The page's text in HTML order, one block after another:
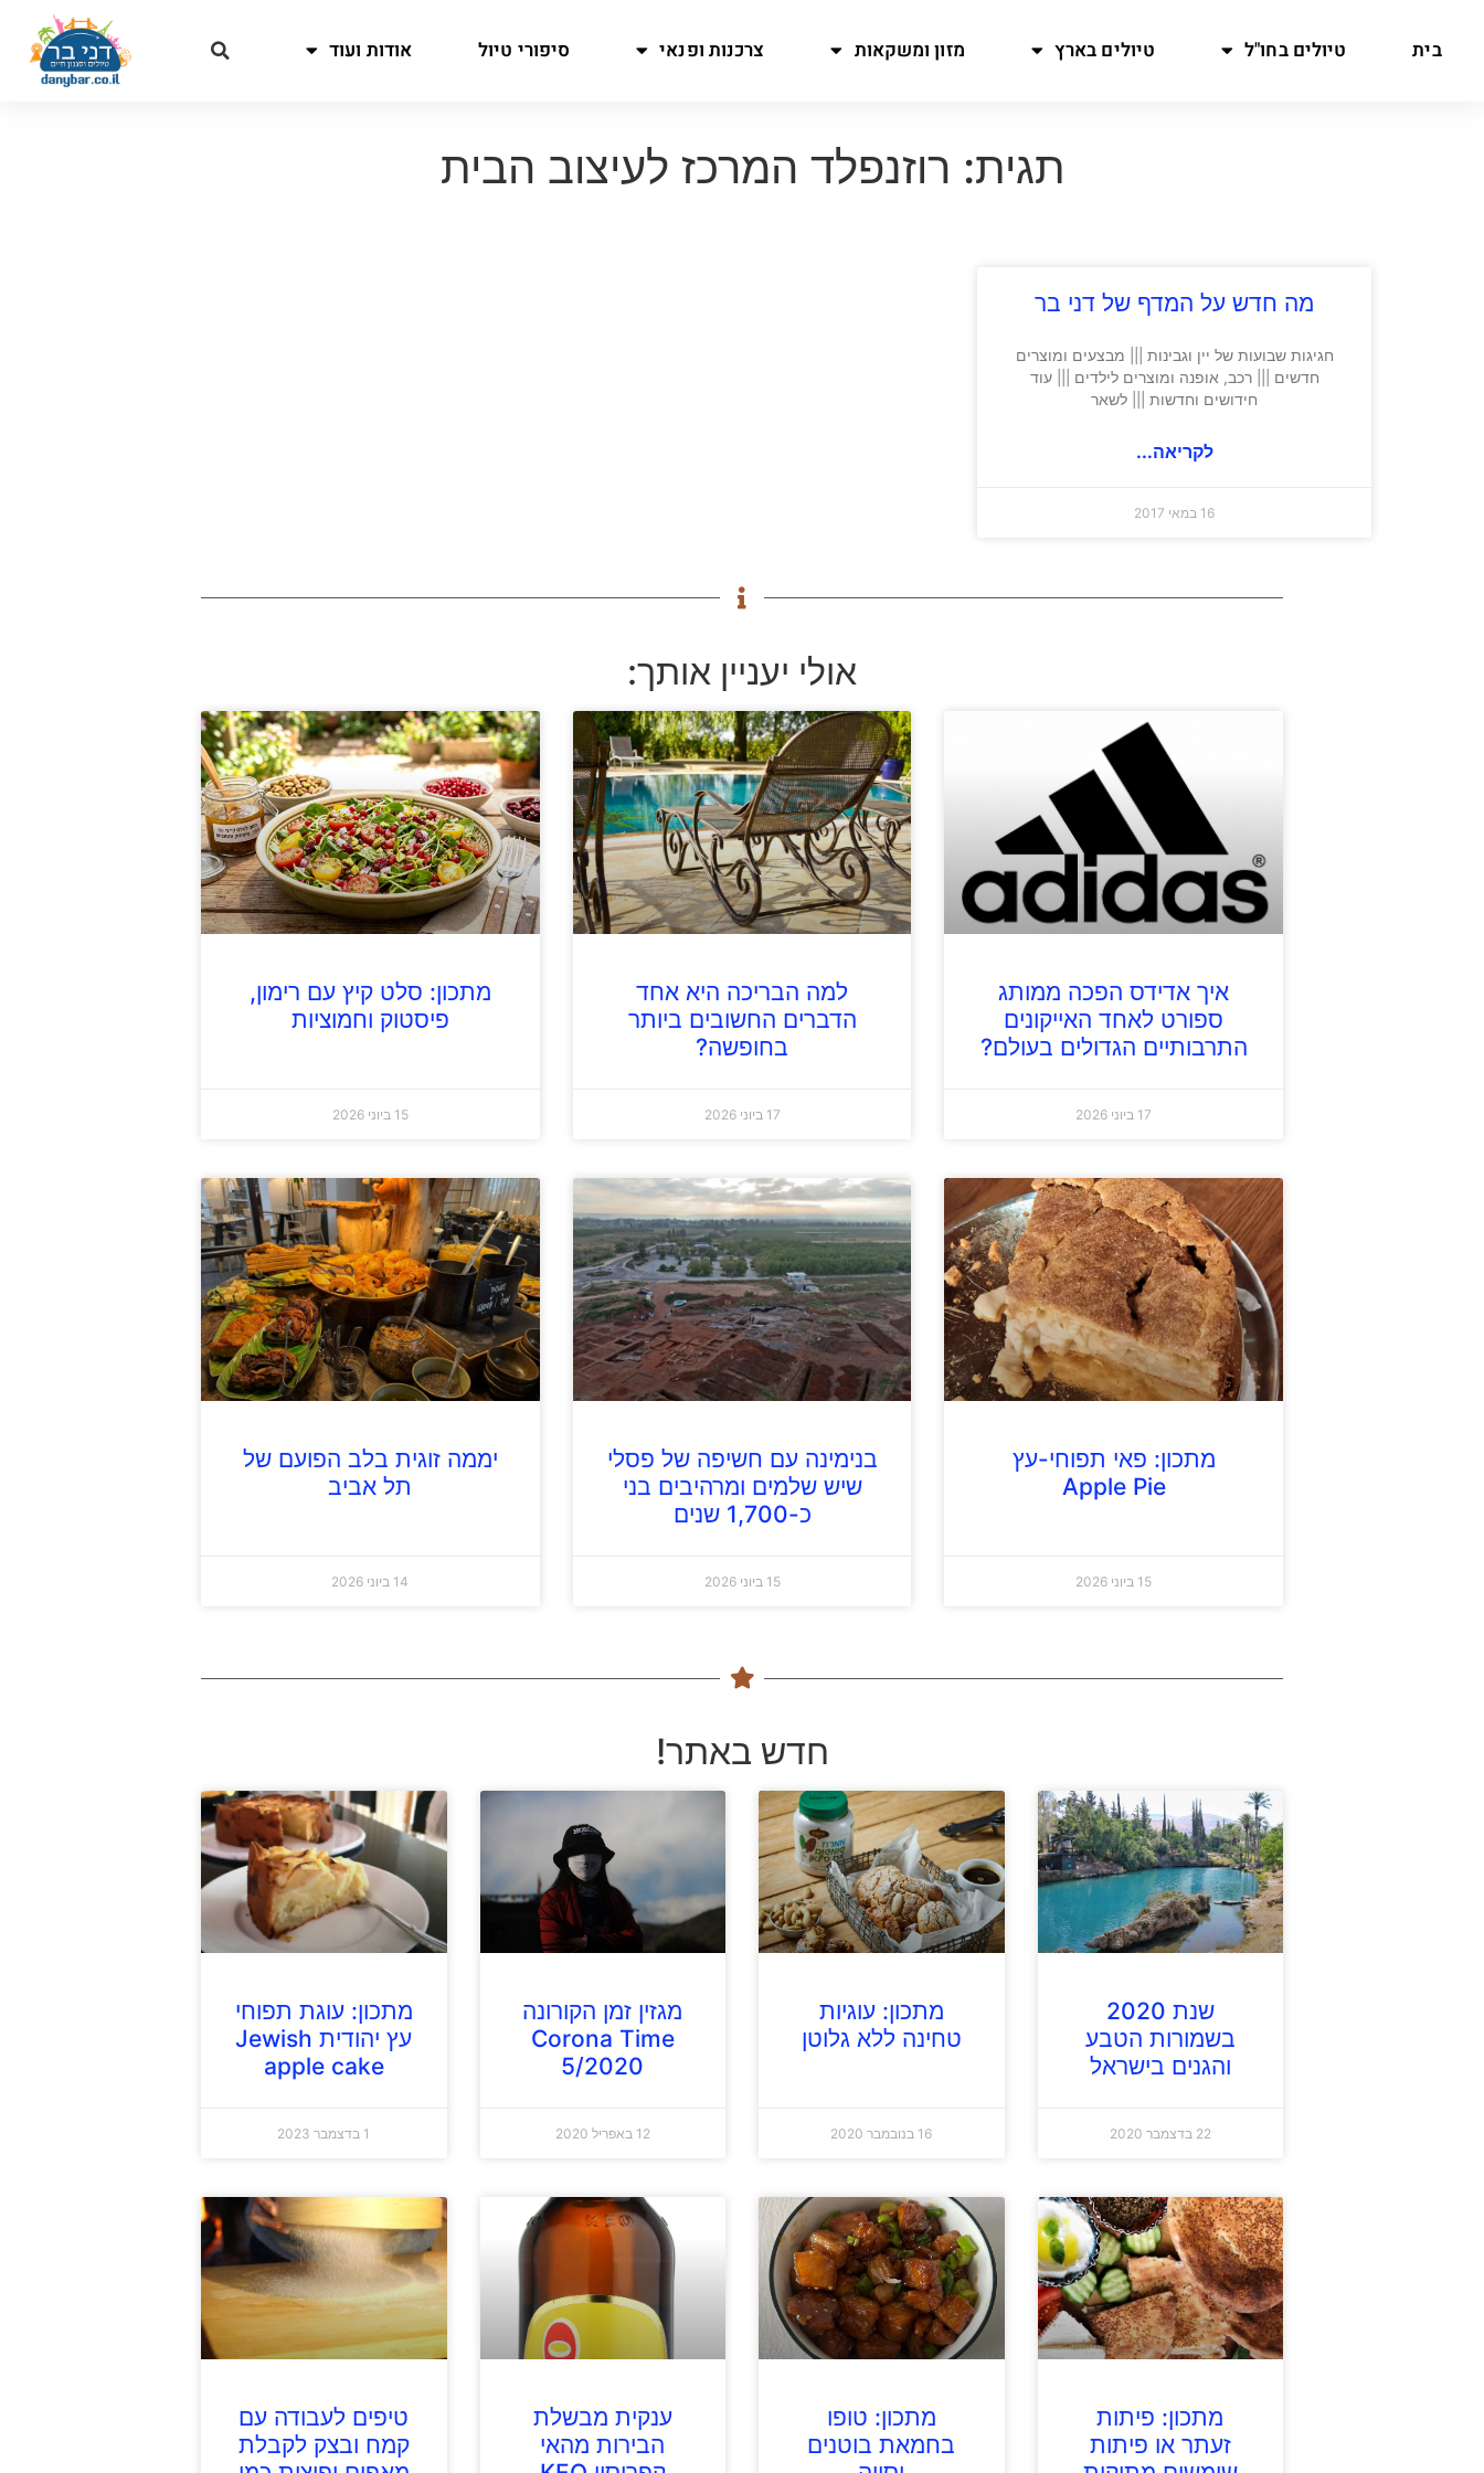
בית טיולים בחו"ל טיולים בארץ מזון ומשקאות צרכנות ופנאי סיפורי טיול אודות ועוד
תגית: רוזנפלד המרכז לעיצוב הבית
מה חדש על המדף של דני בר
חגיגות שבועות של יין וגבינות ||| מבצעים ומוצרים
חדשים ||| רכב, אופנה ומוצרים לילדים ||| עוד
חידושים וחדשות ||| לשאר
לקריאה...
16 במאי 2017
אולי יעניין אותך:
איך אדידס הפכה ממותג
ספורט לאחד האייקונים
התרבותיים הגדולים בעולם?
17 ביוני 2026
למה הבריכה היא אחד
הדברים החשובים ביותר
בחופשה?
17 ביוני 2026
מתכון: סלט קיץ עם רימון,
פיסטוק וחמוציות
15 ביוני 2026
מתכון: פאי תפוחי-עץ
Apple Pie
15 ביוני 2026
בנימינה עם חשיפה של פסלי
שיש שלמים ומרהיבים בני
כ-1,700 שנים
15 ביוני 2026
יממה זוגית בלב הפועם של
תל אביב
14 ביוני 2026
חדש באתר!
שנת 2020
בשמורות הטבע
והגנים בישראל
22 בדצמבר 2020
מתכון: עוגיות
טחינה ללא גלוטן
16 בנובמבר 2020
מגזין זמן הקורונה
Corona Time
5/2020
12 באפריל 2020
מתכון: עוגת תפוחי
עץ יהודית Jewish
apple cake
1 בדצמבר 2023
מתכון: פיתות
זעתר או פיתות
מתכון: טופו
בחמאת בוטנים
ענקית מבשלת
הבירות מהאי
טיפים לעבודה עם
קמח ובצק לקבלת